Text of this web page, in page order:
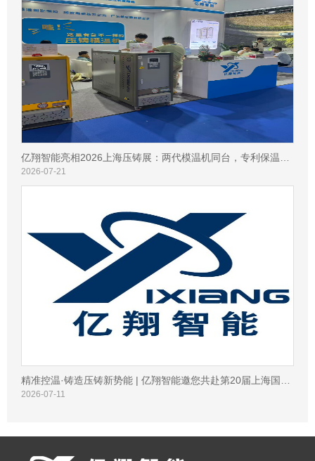
2026-07-21
2026-07-11